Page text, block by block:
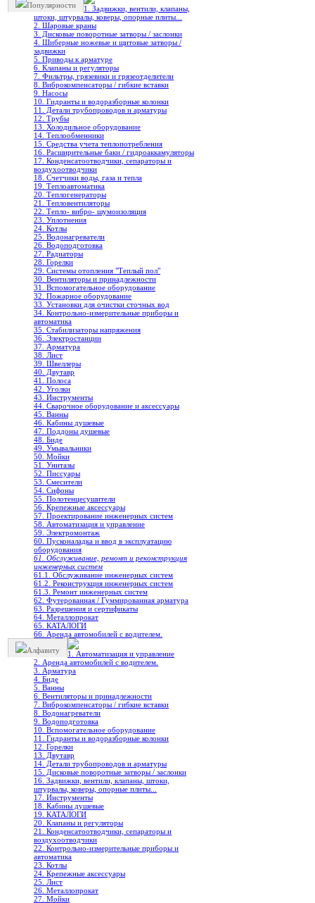
Популярности
1. Задвижки, вентили, клапаны,
штоки, штурвалы, коверы, опорные плиты...
2. Шаровые краны
3. Дисковые поворотные затворы / заслонки
4. Шиберные ножевые и щитовые затворы /
задвижки
5. Приводы к арматуре
6. Клапаны и регуляторы
7. Фильтры, грязевики и грязеотделители
8. Виброкомпенсаторы / гибкие вставки
9. Насосы
10. Гидранты и водоразборные колонки
11. Детали трубопроводов и арматуры
12. Трубы
13. Холодильное oборудование
14. Теплообменники
15. Средства учета теплопотребления
16. Расширительные баки / гидроаккамуляторы
17. Конденсатоотводчики, сепараторы и
воздухоотводчики
18. Счетчики воды, газа и тепла
19. Теплоавтоматика
20. Теплогенераторы
21. Тепловентиляторы
22. Тепло- вибро- шумоизоляция
23. Уплотнения
24. Котлы
25. Водонагреватели
26. Водоподготовка
27. Радиаторы
28. Горелки
29. Системы отопления "Теплый пол"
30. Вентиляторы и принадлежности
31. Вспомогательное оборудование
32. Пожарное оборудование
33. Установки для очистки сточных вод
34. Контрольно-измерительные приборы и
автоматика
35. Стабилизаторы напряжения
36. Электростанции
37. Арматура
38. Лист
39. Швеллеры
40. Двутавр
41. Полоса
42. Уголки
43. Инструменты
44. Сварочное оборудование и аксессуары
45. Ванны
46. Кабины душевые
47. Поддоны душевые
48. Биде
49. Умывальники
50. Мойки
51. Унитазы
52. Писсуары
53. Смесители
54. Сифоны
55. Полотенцесушители
56. Крепежные аксессуары
57. Проектирование инженерных систем
58. Автоматизация и управление
59. Электромонтаж
60. Пусконаладка и ввод в эксплуатацию
оборудования
61. Обслуживание, ремонт и реконструкция
инженерных систем
61.1. Обслуживание инженерных систем
61.2. Реконструкция инженерных систем
61.3. Ремонт инженерных систем
62. Футерованная / Гуммированная арматура
63. Разрешения и сертификаты
64. Металлопрокат
65. КАТАЛОГИ
66. Аренда автомобилей с водителем.
Алфавиту
1. Автоматизация и управление
2. Аренда автомобилей с водителем.
3. Арматура
4. Биде
5. Ванны
6. Вентиляторы и принадлежности
7. Виброкомпенсаторы / гибкие вставки
8. Водонагреватели
9. Водоподготовка
10. Вспомогательное оборудование
11. Гидранты и водоразборные колонки
12. Горелки
13. Двутавр
14. Детали трубопроводов и арматуры
15. Дисковые поворотные затворы / заслонки
16. Задвижки, вентили, клапаны, штоки,
штурвалы, коверы, опорные плиты...
17. Инструменты
18. Кабины душевые
19. КАТАЛОГИ
20. Клапаны и регуляторы
21. Конденсатоотводчики, сепараторы и
воздухоотводчики
22. Контрольно-измерительные приборы и
автоматика
23. Котлы
24. Крепежные аксессуары
25. Лист
26. Металлопрокат
27. Мойки